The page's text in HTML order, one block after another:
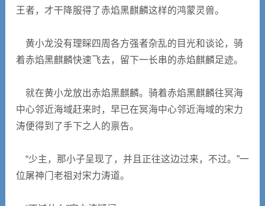
王者，才干降服得了赤焰黑麒麟这样的鸿蒙灵兽。
黄小龙没有理睬四周各方强者杂乱的目光和谈论，骑
着赤焰黑麒麟快速飞去，留下一长串的赤焰麒麟足迹。
就在黄小龙放出赤焰黑麒麟。骑着赤焰黑麒麟往冥海
中心邻近海域赶来时，早已在冥海中心邻近海域的宋力
涛便得到了手下之人的禀告。
“少主，那小子呈现了，并且正往这边过来，不过。”一
位屠神门老祖对宋力涛道。